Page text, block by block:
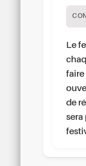
Le
faire
de
sera